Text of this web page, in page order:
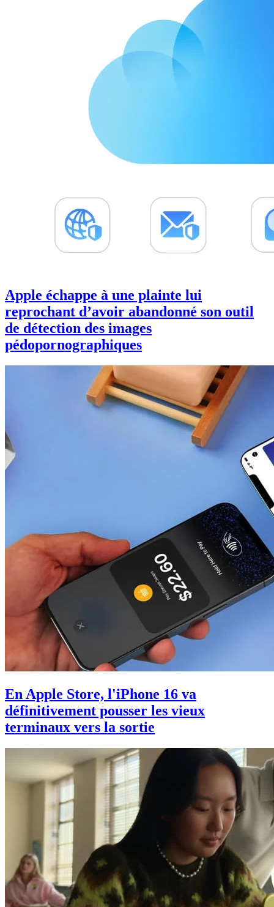
Apple échappe à une plainte lui
reprochant d’avoir abandonné son outil
de détection des images
pédopornographiques
En Apple Store, l'iPhone 16 va
définitivement pousser les vieux
terminaux vers la sortie